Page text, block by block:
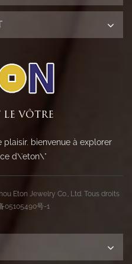
VÔTRE
bienvenue à explorer
d\'eton\"
Eton Jewelry Co., Ltd. Tous droits
05105490号-1